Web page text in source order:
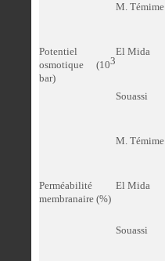
M. Témime
Potentiel
osmotique (103
bar)
El Mida
Souassi
M. Témime
Perméabilité
membranaire (%)
El Mida
Souassi